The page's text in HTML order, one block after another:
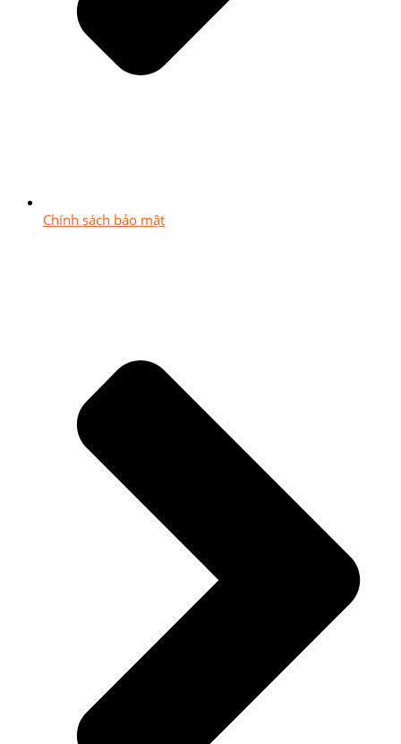
Chính sách bảo mật